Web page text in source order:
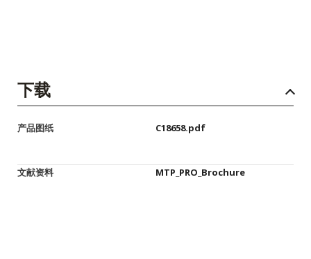
下载
产品图纸 C18658.pdf
文献资料 MTP_PRO_Brochure